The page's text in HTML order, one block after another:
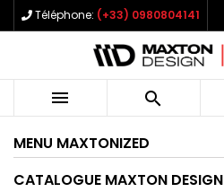
Téléphone: (+33) 0980804141
 
MENU MAXTONIZED
CATALOGUE MAXTON DESIGN